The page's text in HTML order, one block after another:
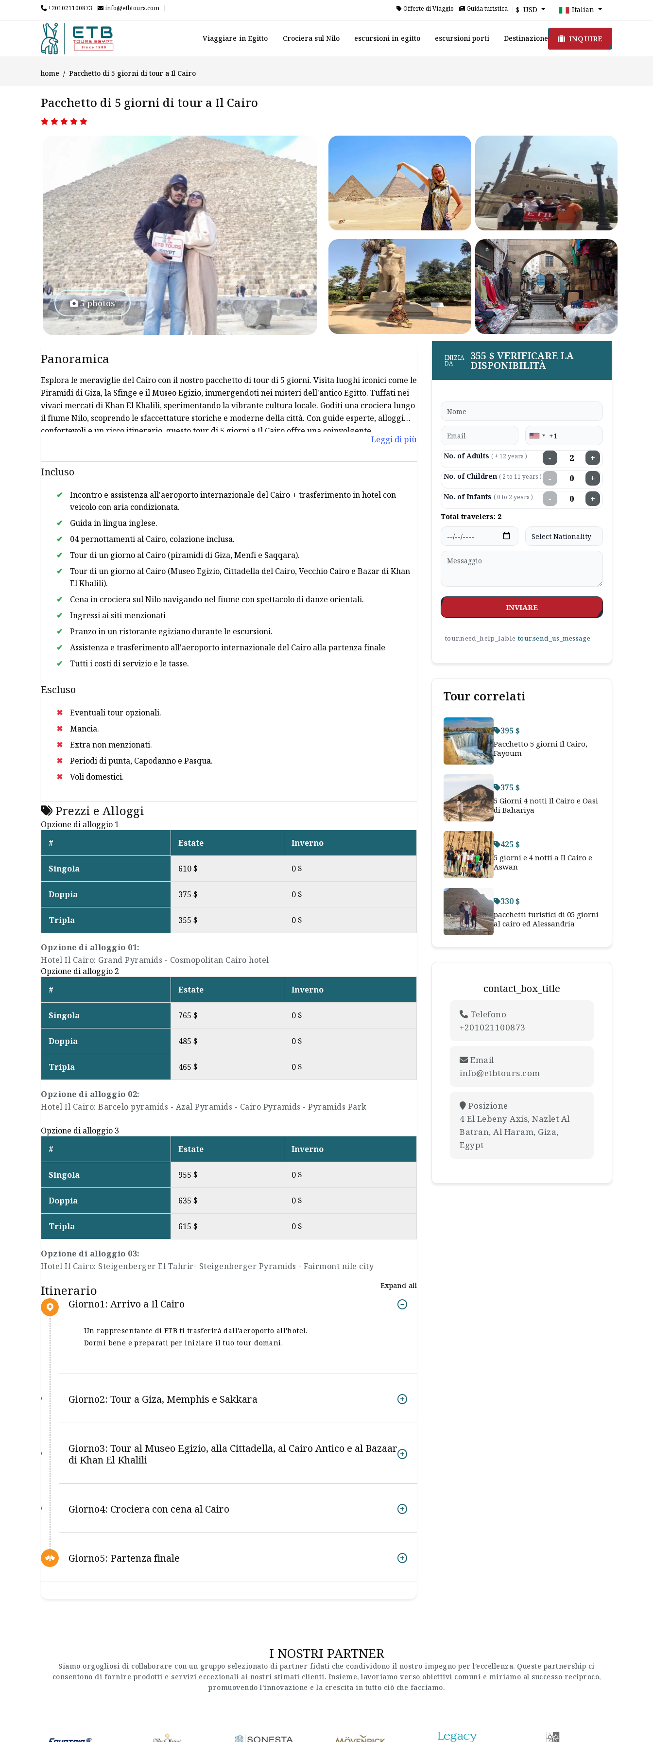
+201021100873 info@etbtours.com Offerte di Viaggio Guida turistica $ USD Italian
Viaggiare in Egitto Crociera sul Nilo escursioni in egitto escursioni porti Destinazione INQUIRE
home Pacchetto di 5 giorni di tour a Il Cairo
Pacchetto di 5 giorni di tour a Il Cairo
5 photos
Panoramica
Esplora le meraviglie del Cairo con il nostro pacchetto di tour di 5 giorni. Visita luoghi iconici come le
Piramidi di Giza, la Sfinge e il Museo Egizio, immergendoti nei misteri dell'antico Egitto. Tuffati nei
vivaci mercati di Khan El Khalili, sperimentando la vibrante cultura locale. Goditi una crociera lungo
il fiume Nilo, scoprendo le sfaccettature storiche e moderne della città. Con guide esperte, alloggi
confortevoli e un ricco itinerario, questo tour di 5 giorni a Il Cairo offre una coinvolgente
Leggi di più
Incluso
Incontro e assistenza all'aeroporto internazionale del Cairo + trasferimento in hotel con
veicolo con aria condizionata.
Guida in lingua inglese.
04 pernottamenti al Cairo, colazione inclusa.
Tour di un giorno al Cairo (piramidi di Giza, Menfi e Saqqara).
Tour di un giorno al Cairo (Museo Egizio, Cittadella del Cairo, Vecchio Cairo e Bazar di Khan
El Khalili).
Cena in crociera sul Nilo navigando nel fiume con spettacolo di danze orientali.
Ingressi ai siti menzionati
Pranzo in un ristorante egiziano durante le escursioni.
Assistenza e trasferimento all'aeroporto internazionale del Cairo alla partenza finale
Tutti i costi di servizio e le tasse.
Escluso
Eventuali tour opzionali.
Mancia.
Extra non menzionati.
Periodi di punta, Capodanno e Pasqua.
Voli domestici.
Prezzi e Alloggi
Opzione di alloggio 1
#
Estate Inverno
Singola 610 $ 0 $
Doppia 375 $ 0 $
Tripla 355 $ 0 $
Opzione di alloggio 01:
Hotel Il Cairo: Grand Pyramids - Cosmopolitan Cairo hotel
Opzione di alloggio 2
#
Estate Inverno
Singola 765 $ 0 $
Doppia 485 $ 0 $
Tripla 465 $ 0 $
Opzione di alloggio 02:
Hotel Il Cairo: Barcelo pyramids - Azal Pyramids - Cairo Pyramids - Pyramids Park
Opzione di alloggio 3
#
Estate Inverno
Singola 955 $ 0 $
Doppia 635 $ 0 $
Tripla 615 $ 0 $
Opzione di alloggio 03:
Hotel Il Cairo: Steigenberger El Tahrir- Steigenberger Pyramids - Fairmont nile city
Itinerario Expand all
Giorno1: Arrivo a Il Cairo
Un rappresentante di ETB ti trasferirà dall'aeroporto all'hotel.
Dormi bene e preparati per iniziare il tuo tour domani.
Giorno2: Tour a Giza, Memphis e Sakkara
Giorno3: Tour al Museo Egizio, alla Cittadella, al Cairo Antico e al Bazaar
di Khan El Khalili
Giorno4: Crociera con cena al Cairo
Giorno5: Partenza finale
INIZIA
DA
355 $ VERIFICARE LA
DISPONIBILITÀ
No. of Adults ( + 12 years ) − +
No. of Children ( 2 to 11 years ) − +
No. of Infants ( 0 to 2 years ) − +
Total travelers: 2
INVIARE
tour.need_help_lable tour.send_us_message
Tour correlati
395 $
Pacchetto 5 giorni Il Cairo,
Fayoum
375 $
5 Giorni 4 notti Il Cairo e Oasi
di Bahariya
425 $
5 giorni e 4 notti a Il Cairo e
Aswan
330 $
pacchetti turistici di 05 giorni
al cairo ed Alessandria
contact_box_title
Telefono
+201021100873
Email
info@etbtours.com
Posizione
4 El Lebeny Axis, Nazlet Al
Batran, Al Haram, Giza,
Egypt
I NOSTRI PARTNER
Siamo orgogliosi di collaborare con un gruppo selezionato di partner fidati che condividono il nostro impegno per l’eccellenza. Queste partnership ci
consentono di fornire prodotti e servizi eccezionali ai nostri stimati clienti. Insieme, lavoriamo verso obiettivi comuni e miriamo al successo reciproco,
promuovendo l’innovazione e la crescita in tutto ciò che facciamo.